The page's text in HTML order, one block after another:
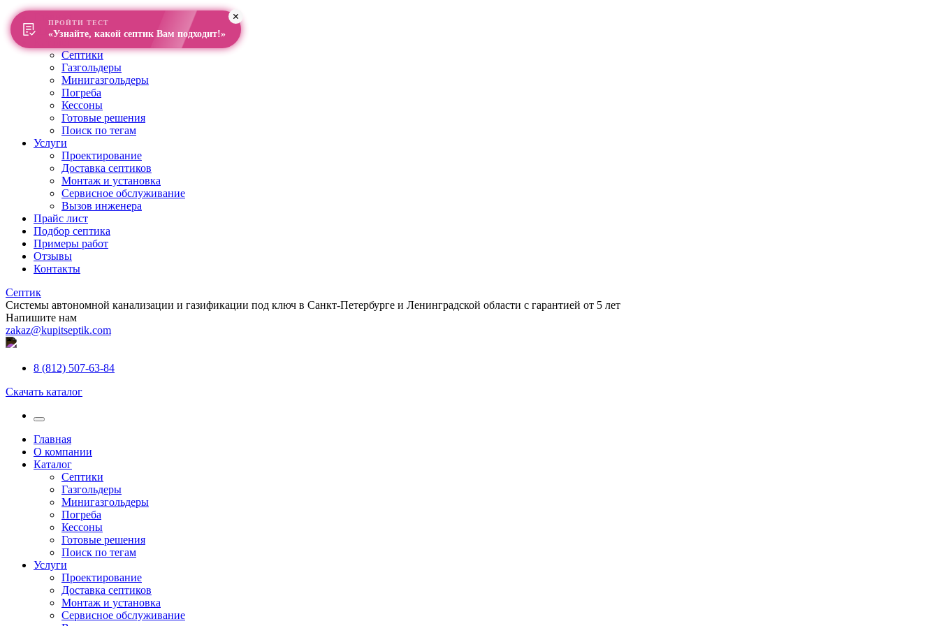
Главная
О компании
Септики
Газгольдеры
Минигазгольдеры
Погреба
Кессоны
Готовые решения
Поиск по тегам
Услуги
Проектирование
Доставка септиков
Монтаж и установка
Сервисное обслуживание
Вызов инженера
Прайс лист
Подбор септика
Примеры работ
Отзывы
Контакты
Септик
Системы автономной канализации и газификации под ключ в Санкт-Петербурге и Ленинградской области с гарантией от 5 лет
Напишите нам
zakaz@kupitseptik.com
8 (812) 507-63-84
Скачать каталог
Главная
О компании
Каталог
Септики
Газгольдеры
Минигазгольдеры
Погреба
Кессоны
Готовые решения
Поиск по тегам
Услуги
Проектирование
Доставка септиков
Монтаж и установка
Сервисное обслуживание
ПРОЙТИ ТЕСТ
«Узнайте, какой септик Вам подходит!»